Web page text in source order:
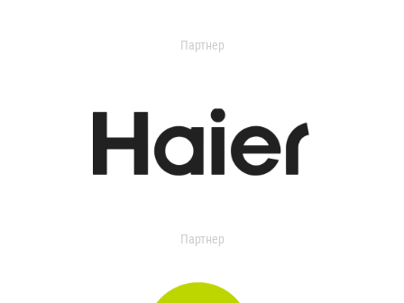
Партнер
Партнер